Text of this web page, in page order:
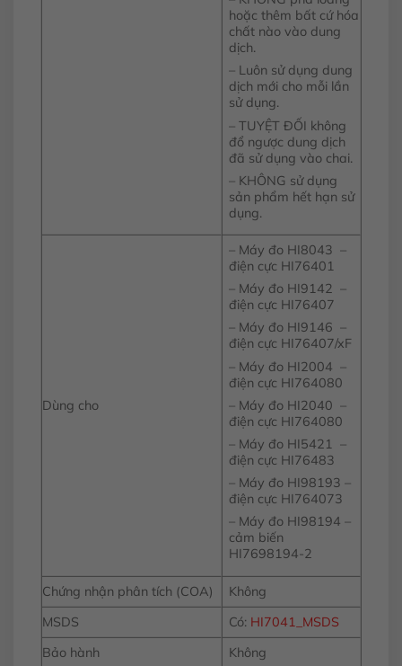
hoặc thêm bất cứ hóa
chất nào vào dung
dịch.
– Luôn sử dụng dung
dịch mới cho mỗi lần
sử dụng.
– TUYỆT ĐỐI không
đổ ngược dung dịch
đã sử dụng vào chai.
– KHÔNG sử dụng
sản phẩm hết hạn sử
dụng.
Dùng cho
– Máy đo HI8043 –
điện cực HI76401
– Máy đo HI9142 –
điện cực HI76407
– Máy đo HI9146 –
điện cực HI76407/xF
– Máy đo HI2004 –
điện cực HI764080
– Máy đo HI2040 –
điện cực HI764080
– Máy đo HI5421 –
điện cực HI76483
– Máy đo HI98193 –
điện cực HI764073
– Máy đo HI98194 –
cảm biến
HI7698194-2
Chứng nhận phân tích (COA)
Không
MSDS
Có: HI7041_MSDS
Bảo hành
Không